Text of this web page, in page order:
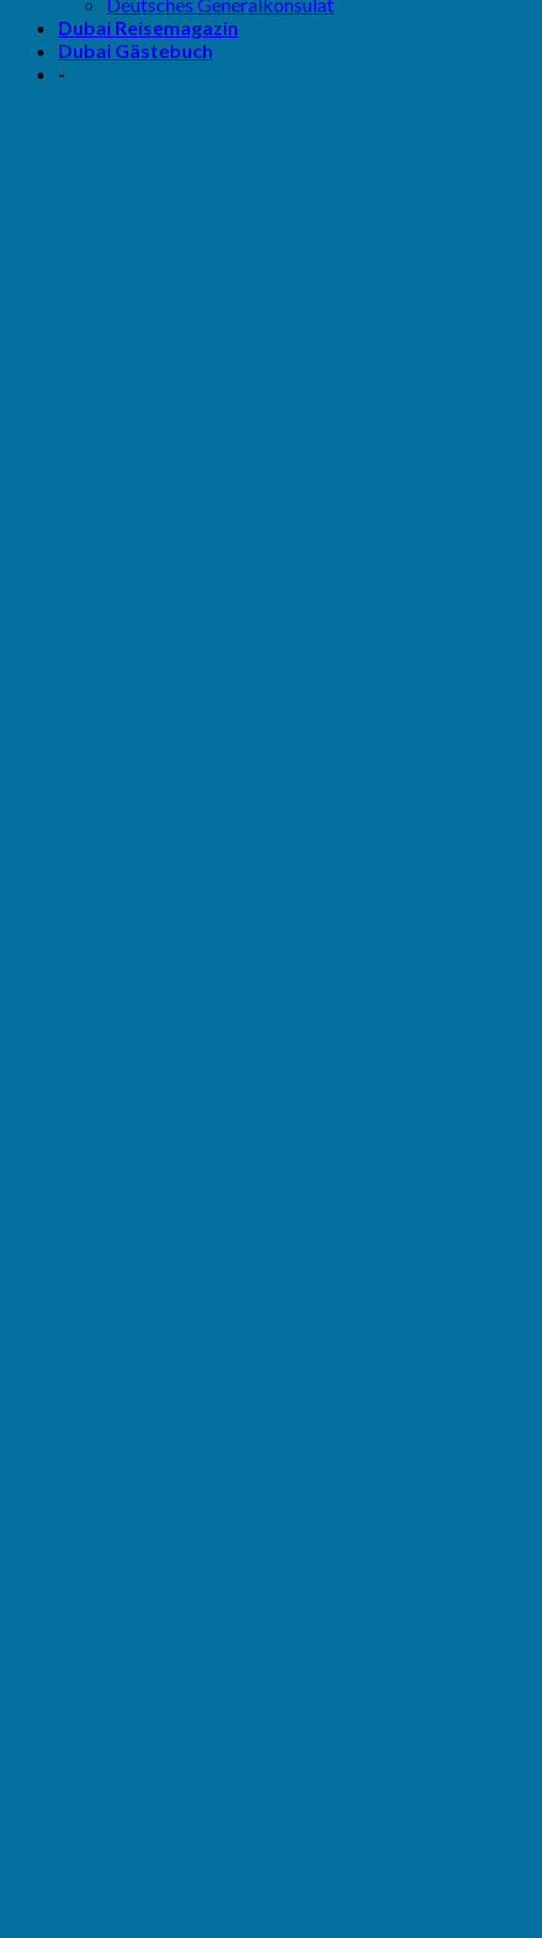
Dubai Reisemagazin
Dubai Gästebuch
-